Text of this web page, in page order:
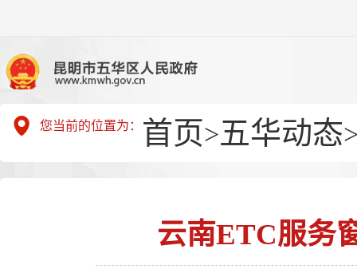
您当前的位置为： 首页>五华动态
云南ETC服务